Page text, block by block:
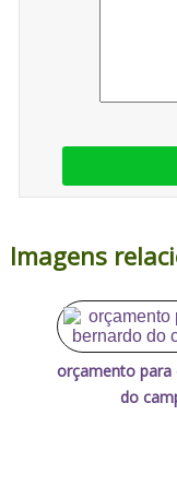
Imagens
orçamento para
do